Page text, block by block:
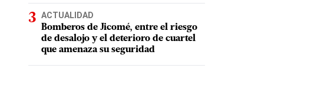
ACTUALIDAD
Bomberos de Jicomé, entre el riesgo
de desalojo y el deterioro de cuartel
que amenaza su seguridad